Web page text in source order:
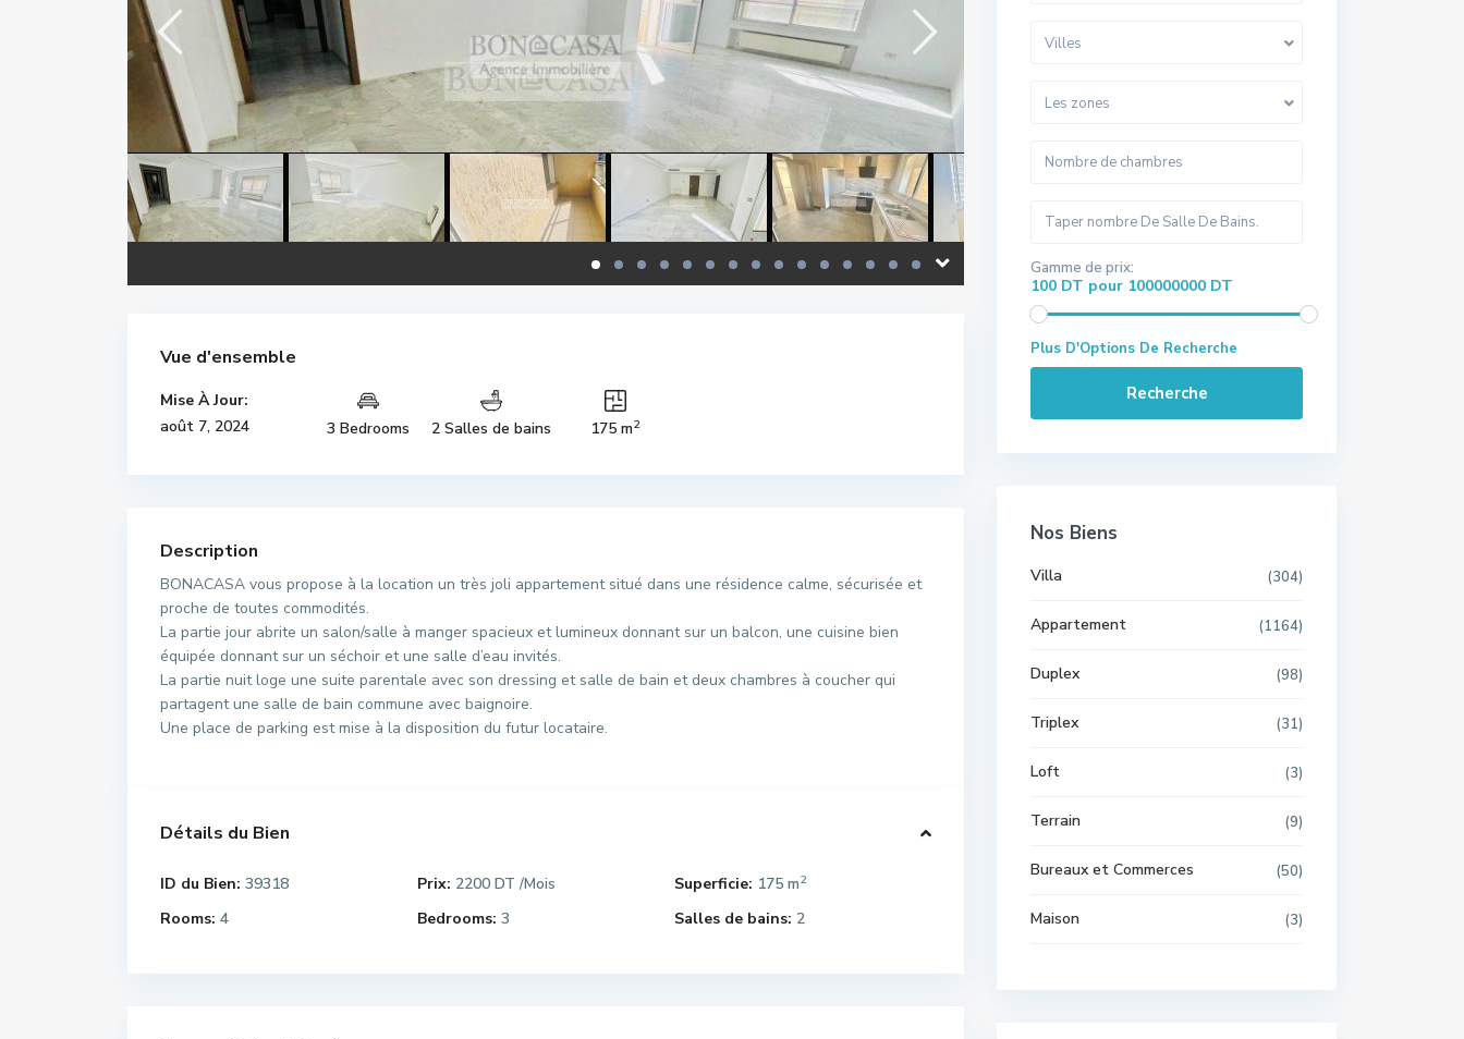
Vue d'ensemble
Mise À Jour:
août 7, 2024
3 Bedrooms 2 Salles de bains 175 m2
Description
BONACASA vous propose à la location un très joli appartement situé dans une résidence calme, sécurisée et
proche de toutes commodités.
La partie jour abrite un salon/salle à manger spacieux et lumineux donnant sur un balcon, une cuisine bien
équipée donnant sur un séchoir et une salle d’eau invités.
La partie nuit loge une suite parentale avec son dressing et salle de bain et deux chambres à coucher qui
partagent une salle de bain commune avec baignoire.
Une place de parking est mise à la disposition du futur locataire.
Détails du Bien
ID du Bien: 39318 Prix: 2200 DT /Mois Superficie: 175 m2
Rooms: 4 Bedrooms: 3 Salles de bains: 2
Villes
Les zones
Gamme de prix:
100 DT pour 100000000 DT
Plus D'Options De Recherche
Recherche
Nos Biens
Villa (304)
Appartement (1164)
Duplex (98)
Triplex (31)
Loft (3)
Terrain (9)
Bureaux et Commerces (50)
Maison (3)